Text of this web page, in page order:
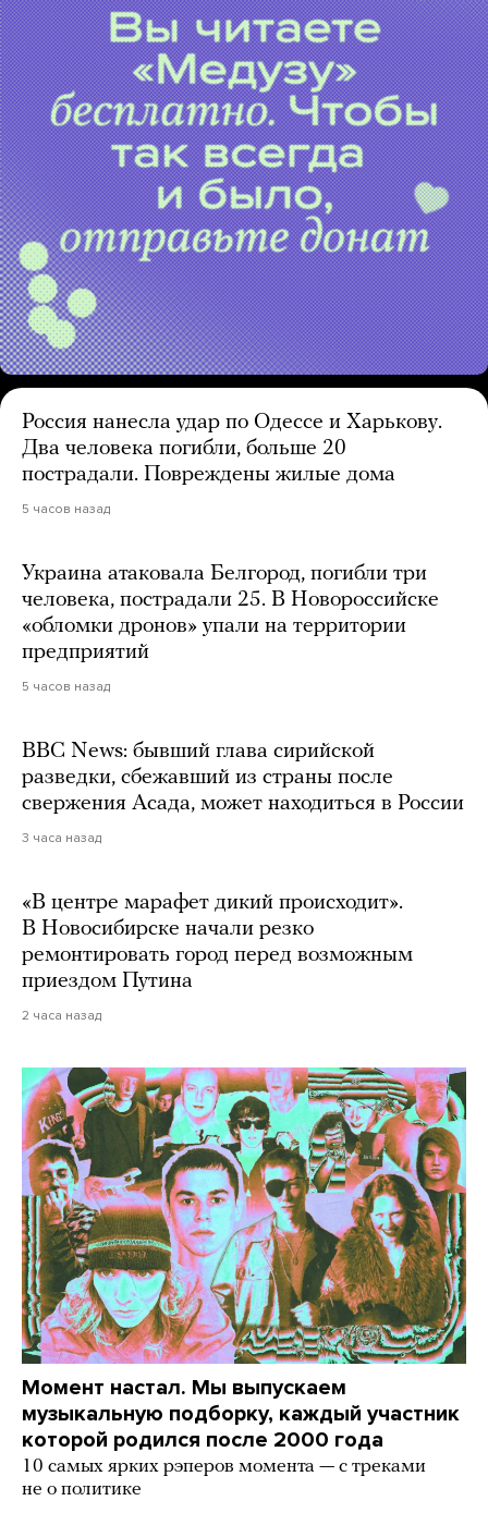
Россия нанесла удар по Одессе и Харькову.
Два человека погибли, больше 20
пострадали. Повреждены жилые дома
5 часов назад
Украина атаковала Белгород, погибли три
человека, пострадали 25. В Новороссийске
«обломки дронов» упали на территории
предприятий
5 часов назад
BBC News: бывший глава сирийской
разведки, сбежавший из страны после
свержения Асада, может находиться в России
3 часа назад
«В центре марафет дикий происходит».
В Новосибирске начали резко
ремонтировать город перед возможным
приездом Путина
2 часа назад
Момент настал. Мы выпускаем
музыкальную подборку, каждый участник
которой родился после 2000 года
10 самых ярких рэперов момента — с треками
не о политике